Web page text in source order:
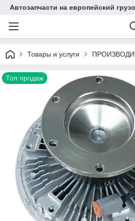
Автозапчасти на европейский
Товары и услуги
Топ продаж